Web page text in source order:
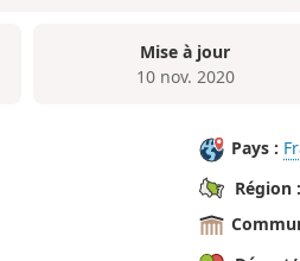
Mise à jour
10 nov. 2020
Pays :
Région :